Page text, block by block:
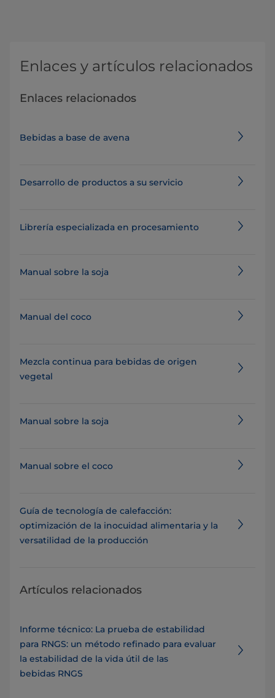
Enlaces y artículos relacionados
Enlaces relacionados
Bebidas a base de avena
Desarrollo de productos a su servicio
Librería especializada en procesamiento
Manual sobre la soja
Manual del coco
Mezcla continua para bebidas de origen
vegetal
Manual sobre la soja
Manual sobre el coco
Guía de tecnología de calefacción:
optimización de la inocuidad alimentaria y la
versatilidad de la producción
Artículos relacionados
Informe técnico: La prueba de estabilidad
para RNGS: un método refinado para evaluar
la estabilidad de la vida útil de las
bebidas RNGS